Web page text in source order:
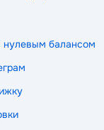
нулевым балансом